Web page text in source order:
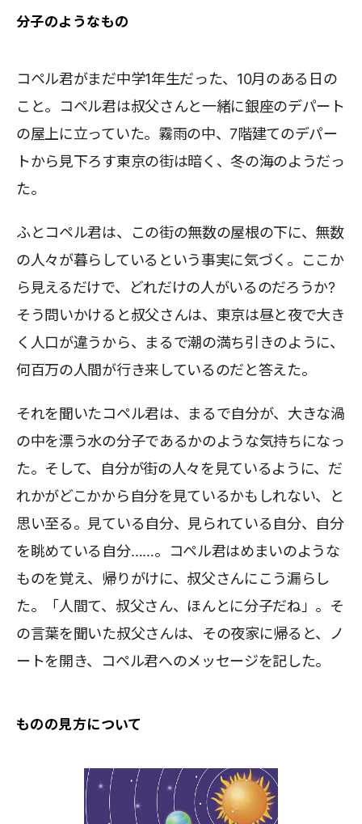
分子のようなもの
コペル君がまだ中学1年生だった、10月のある日の
こと。コペル君は叔父さんと一緒に銀座のデパート
の屋上に立っていた。霧雨の中、7階建てのデパー
トから見下ろす東京の街は暗く、冬の海のようだっ
た。
ふとコペル君は、この街の無数の屋根の下に、無数
の人々が暮らしているという事実に気づく。ここか
ら見えるだけで、どれだけの人がいるのだろうか?
そう問いかけると叔父さんは、東京は昼と夜で大き
く人口が違うから、まるで潮の満ち引きのように、
何百万の人間が行き来しているのだと答えた。
それを聞いたコペル君は、まるで自分が、大きな渦
の中を漂う水の分子であるかのような気持ちになっ
た。そして、自分が街の人々を見ているように、だ
れかがどこかから自分を見ているかもしれない、と
思い至る。見ている自分、見られている自分、自分
を眺めている自分……。コペル君はめまいのような
ものを覚え、帰りがけに、叔父さんにこう漏らし
た。「人間て、叔父さん、ほんとに分子だね」。そ
の言葉を聞いた叔父さんは、その夜家に帰ると、ノ
ートを開き、コペル君へのメッセージを記した。
ものの見方について